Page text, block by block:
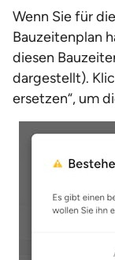
Wenn Sie für
Bauzeitenplan
diesen
dargestellt).
ersetzen“, um